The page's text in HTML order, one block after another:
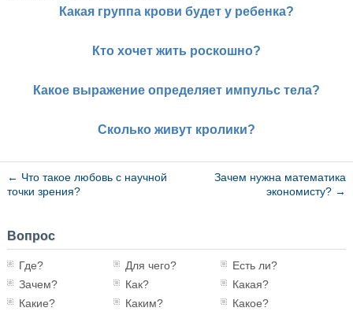
Какая группа крови будет у ребенка?
Кто хочет жить роскошно?
Какое выражение определяет импульс тела?
Сколько живут кролики?
← Что такое любовь с научной
точки зрения?
Зачем нужна математика
экономисту? →
Вопрос
Где? Для чего?
Есть ли?
Зачем?
Как?
Какая?
Какие?
Каким?
Какое?